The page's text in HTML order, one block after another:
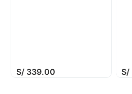
S/ 339.00 S/